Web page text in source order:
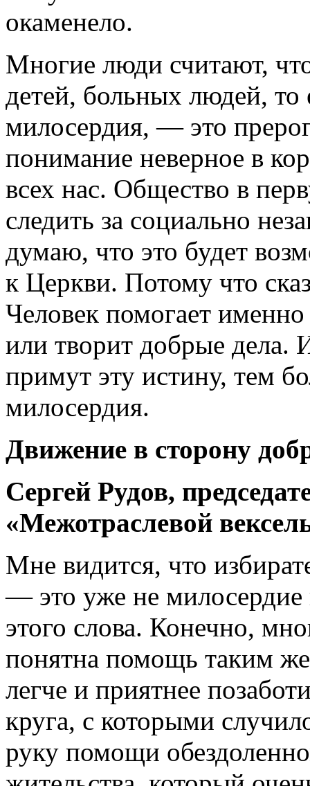
окаменело.
Многие люди считают,
детей, больных людей, то
милосердия, — это
понимание неверное в
всех нас. Общество в
следить за социально
думаю, что это будет
к Церкви. Потому что
Человек помогает
или творит добрые
примут эту истину, тем
милосердия.
Движение в сторону
Сергей Рудов,
«Межотраслевой
Мне видится, что
— это уже не
этого слова. Конечно,
понятна помощь таким
легче и приятнее
круга, с которыми
руку помощи